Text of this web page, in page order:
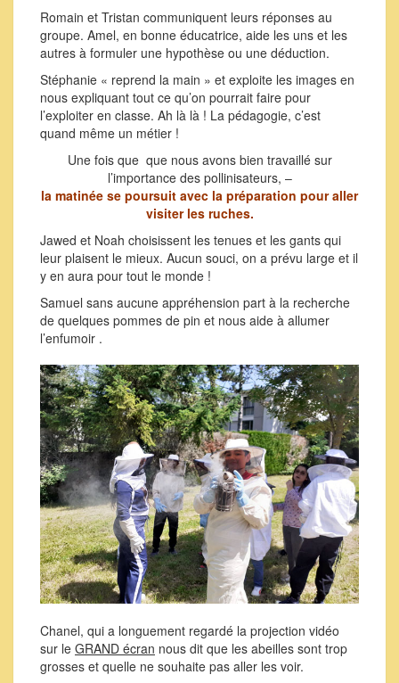
Romain et Tristan communiquent leurs réponses au
groupe. Amel, en bonne éducatrice, aide les uns et les
autres à formuler une hypothèse ou une déduction.
Stéphanie « reprend la main » et exploite les images en
nous expliquant tout ce qu’on pourrait faire pour
l’exploiter en classe. Ah là là ! La pédagogie, c’est
quand même un métier !
Une fois que que nous avons bien travaillé sur
l’importance des pollinisateurs, –
la matinée se poursuit avec la préparation pour aller
visiter les ruches.
Jawed et Noah choisissent les tenues et les gants qui
leur plaisent le mieux. Aucun souci, on a prévu large et il
y en aura pour tout le monde !
Samuel sans aucune appréhension part à la recherche
de quelques pommes de pin et nous aide à allumer
l’enfumoir .
Chanel, qui a longuement regardé la projection vidéo
sur le GRAND écran nous dit que les abeilles sont trop
grosses et quelle ne souhaite pas aller les voir.